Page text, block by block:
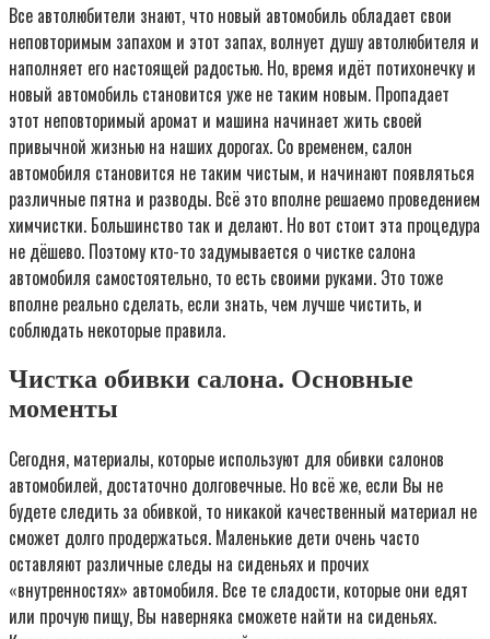
Все автолюбители знают, что новый автомобиль обладает свои
неповторимым запахом и этот запах, волнует душу автолюбителя и
наполняет его настоящей радостью. Но, время идёт потихонечку и
новый автомобиль становится уже не таким новым. Пропадает
этот неповторимый аромат и машина начинает жить своей
привычной жизнью на наших дорогах. Со временем, салон
автомобиля становится не таким чистым, и начинают появляться
различные пятна и разводы. Всё это вполне решаемо проведением
химчистки. Большинство так и делают. Но вот стоит эта процедура
не дёшево. Поэтому кто-то задумывается о чистке салона
автомобиля самостоятельно, то есть своими руками. Это тоже
вполне реально сделать, если знать, чем лучше чистить, и
соблюдать некоторые правила.
Чистка обивки салона. Основные
моменты
Сегодня, материалы, которые используют для обивки салонов
автомобилей, достаточно долговечные. Но всё же, если Вы не
будете следить за обивкой, то никакой качественный материал не
сможет долго продержаться. Маленькие дети очень часто
оставляют различные следы на сиденьях и прочих
«внутренностях» автомобиля. Все те сладости, которые они едят
или прочую пищу, Вы наверняка сможете найти на сиденьях.